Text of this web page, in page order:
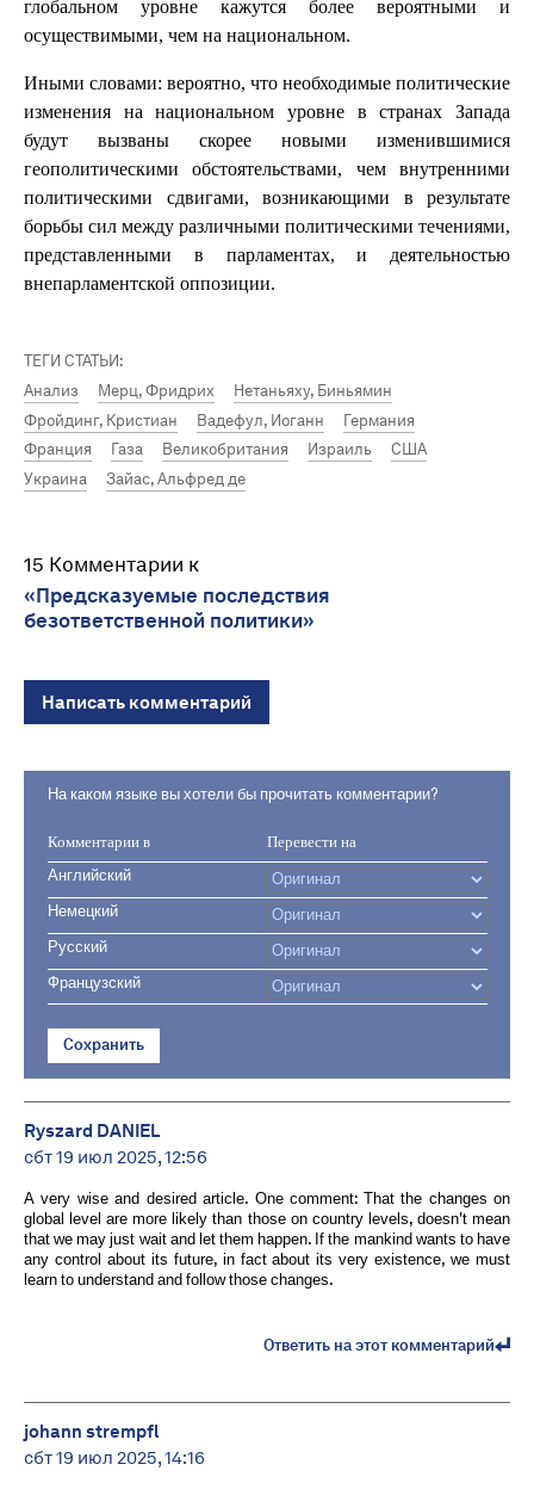
глобальном уровне кажутся более вероятными и
осуществимыми, чем на национальном.
Иными словами: вероятно, что необходимые политические
изменения на национальном уровне в странах Запада
будут вызваны скорее новыми изменившимися
геополитическими обстоятельствами, чем внутренними
политическими сдвигами, возникающими в результате
борьбы сил между различными политическими течениями,
представленными в парламентах, и деятельностью
внепарламентской оппозиции.
ТЕГИ СТАТЬИ:
Анализ
Мерц, Фридрих
Нетаньяху, Биньямин
Фройдинг, Кристиан
Вадефул, Иоганн
Германия
Франция
Газа Великобритания Израиль
США
Украина
Зайас, Альфред де
15 Комментарии к
«Предсказуемые последствия
безответственной политики»
Написать комментарий
На каком языке вы хотели бы прочитать комментарии?
Комментарии в Перевести на
Английский
Немецкий
Русский
Французский
Сохранить
Ryszard DANIEL
сбт 19 июл 2025, 12:56
A very wise and desired article. One comment: That the changes on
global level are more likely than those on country levels, doesn't mean
that we may just wait and let them happen. If the mankind wants to have
any control about its future, in fact about its very existence, we must
learn to understand and follow those changes.
Ответить на этот комментарий
johann strempfl
сбт 19 июл 2025, 14:16